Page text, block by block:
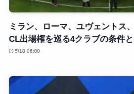
ミラン、ローマ、ユヴェントス
CL出場権を巡る4クラブの条件
5/18 06:00